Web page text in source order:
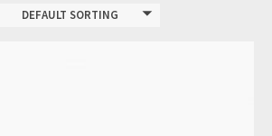
DEFAULT SORTING